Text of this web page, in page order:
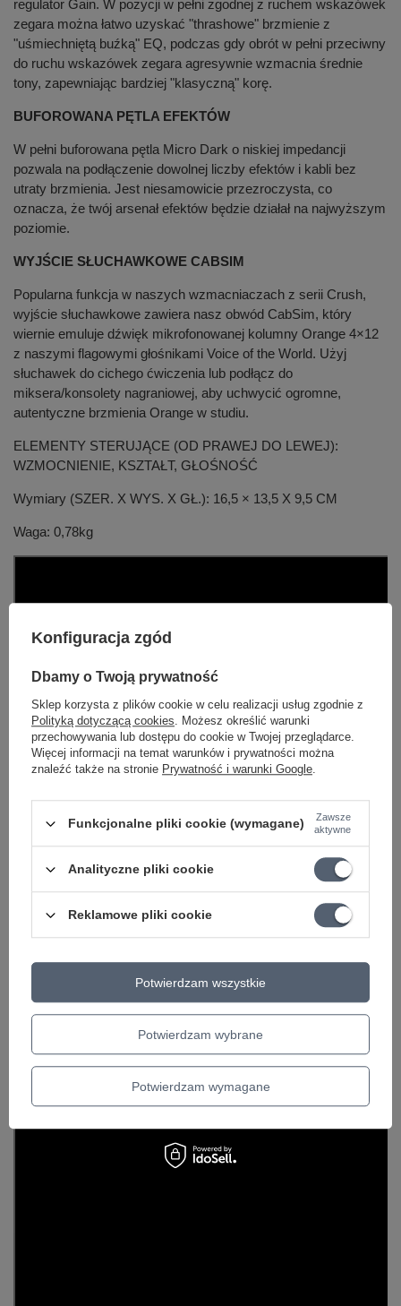
regulator Gain. W pozycji w pełni zgodnej z ruchem wskazówek
zegara można łatwo uzyskać "thrashowe" brzmienie z
"uśmiechniętą buźką" EQ, podczas gdy obrót w pełni przeciwny
do ruchu wskazówek zegara agresywnie wzmacnia średnie
tony, zapewniając bardziej "klasyczną" korę.
BUFOROWANA PĘTLA EFEKTÓW
W pełni buforowana pętla Micro Dark o niskiej impedancji
pozwala na podłączenie dowolnej liczby efektów i kabli bez
utraty brzmienia. Jest niesamowicie przezroczysta, co
oznacza, że twój arsenał efektów będzie działał na najwyższym
poziomie.
WYJŚCIE SŁUCHAWKOWE CABSIM
Popularna funkcja w naszych wzmacniaczach z serii Crush,
wyjście słuchawkowe zawiera nasz obwód CabSim, który
wiernie emuluje dźwięk mikrofonowanej kolumny Orange 4×12
z naszymi flagowymi głośnikami Voice of the World. Użyj
słuchawek do cichego ćwiczenia lub podłącz do
miksera/konsolety nagraniowej, aby uchwycić ogromne,
autentyczne brzmienia Orange w studiu.
ELEMENTY STERUJĄCE (OD PRAWEJ DO LEWEJ):
WZMOCNIENIE, KSZTAŁT, GŁOŚNOŚĆ
Wymiary (SZER. X WYS. X GŁ.): 16,5 × 13,5 X 9,5 CM
Waga: 0,78kg
Konfiguracja zgód
Dbamy o Twoją prywatność
Sklep korzysta z plików cookie w celu realizacji usług zgodnie z
Polityką dotyczącą cookies. Możesz określić warunki
przechowywania lub dostępu do cookie w Twojej przeglądarce.
Więcej informacji na temat warunków i prywatności można
znaleźć także na stronie Prywatność i warunki Google.
Funkcjonalne pliki cookie (wymagane)
Zawsze
aktywne
Analityczne pliki cookie
Reklamowe pliki cookie
Potwierdzam wybrane
Potwierdzam wymagane
Potwierdzam wszystkie